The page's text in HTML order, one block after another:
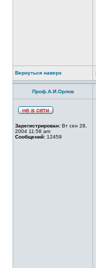
Вернуться наверх
Проф.А.И.Орлов
Зарегистрирован: Вт сен 28,
2004 11:58 am
Сообщений: 12459